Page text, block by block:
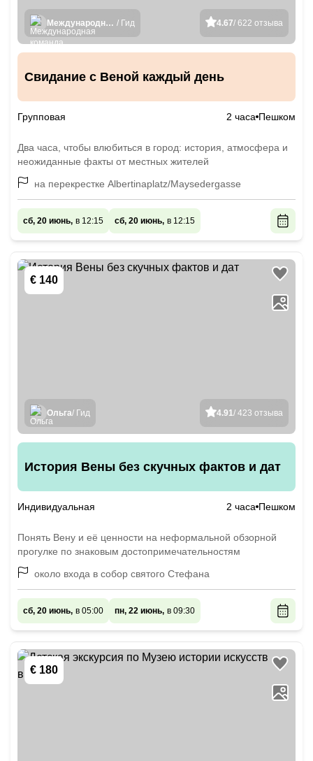
4.67/ 622 отзыва
Международная команда гидов / Гид
Свидание с Веной каждый день
Групповая 2 часа Пешком
Два часа, чтобы влюбиться в город: история, атмосфера и
неожиданные факты от местных жителей
на перекрестке Albertinaplatz/Maysedergasse
сб, 20 июнь, в 12:15 сб, 20 июнь, в 12:15
€ 140
4.91/ 423 отзыва
Ольга/ Гид
История Вены без скучных фактов и дат
Индивидуальная 2 часа Пешком
Понять Вену и её ценности на неформальной обзорной
прогулке по знаковым достопримечательностям
около входа в собор святого Стефана
сб, 20 июнь, в 05:00 пн, 22 июнь, в 09:30
€ 180